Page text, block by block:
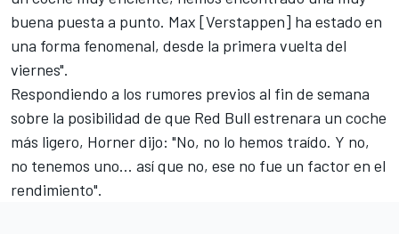
buena puesta a punto. Max [Verstappen] ha estado en
una forma fenomenal, desde la primera vuelta del
viernes".
Respondiendo a los rumores previos al fin de semana
sobre la posibilidad de que Red Bull estrenara un coche
más ligero, Horner dijo: "No, no lo hemos traído. Y no,
no tenemos uno... así que no, ese no fue un factor en el
rendimiento".